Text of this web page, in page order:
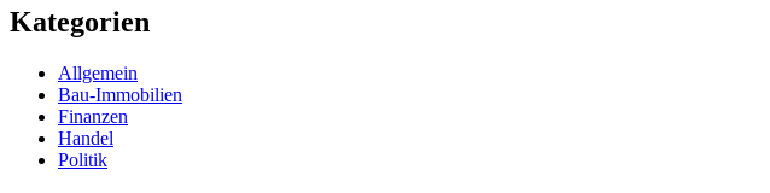
Kategorien
Allgemein
Bau-Immobilien
Finanzen
Handel
Politik